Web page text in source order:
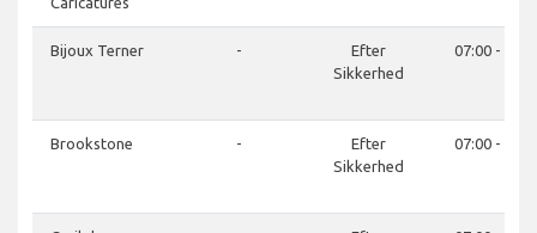
Bijoux Terner -
Efter
Sikkerhed
07:00 -
Brookstone -
Efter
Sikkerhed
07:00 -